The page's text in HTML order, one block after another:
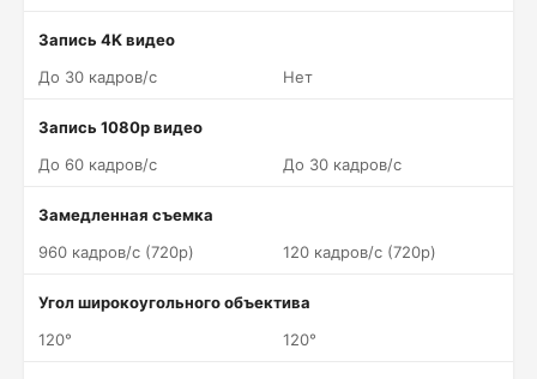
Запись 4K видео
До 30 кадров/c
Нет
Запись 1080p видео
До 60 кадров/c
До 30 кадров/c
Замедленная съемка
960 кадров/c (720p)
120 кадров/c (720p)
Угол широкоугольного объектива
120°
120°